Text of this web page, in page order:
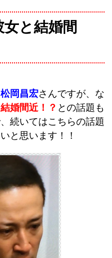
と結婚間
松岡昌宏さんですが、な
婚間近！？ との話題も
続いてはこちらの話題
と思います！！